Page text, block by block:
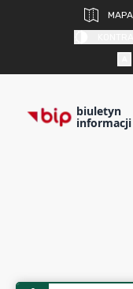
biuletyn